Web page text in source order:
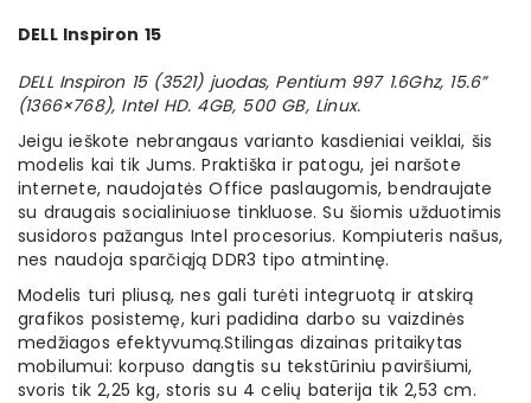
DELL Inspiron 15
DELL Inspiron 15 (3521) juodas, Pentium 997 1.6Ghz, 15.6”
(1366×768), Intel HD. 4GB, 500 GB, Linux.
Jeigu ieškote nebrangaus varianto kasdieniai veiklai, šis
modelis kai tik Jums. Praktiška ir patogu, jei naršote
internete, naudojatės Office paslaugomis, bendraujate
su draugais socialiniuose tinkluose. Su šiomis užduotimis
susidoros pažangus Intel procesorius. Kompiuteris našus,
nes naudoja sparčiąją DDR3 tipo atmintinę.
Modelis turi pliusą, nes gali turėti integruotą ir atskirą
grafikos posistemę, kuri padidina darbo su vaizdinės
medžiagos efektyvumą.Stilingas dizainas pritaikytas
mobilumui: korpuso dangtis su tekstūriniu paviršiumi,
svoris tik 2,25 kg, storis su 4 celių baterija tik 2,53 cm.